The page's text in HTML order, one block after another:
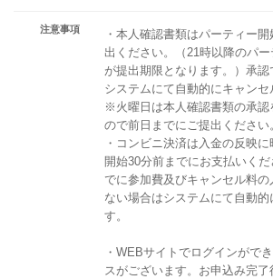
注意事項
・本人確認書類はパーティー
出ください。（21時以降のパ
が提出期限となります。）承
システムにて自動的にキャンセ
※火曜日は本人確認書類の承認
ので前日までにご提出ください
・コンビニ決済は入金の反映に
開始30分前までにお支払いく
でに参加費及びキャンセル料
ない場合はシステムにて自動的
す。
・WEBサイトでログインがで
スがございます。お申込み完了